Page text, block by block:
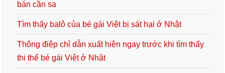
bán cần sa
Tìm thấy balô của bé gái Việt bị sát hại ở Nhật
Thông điệp chỉ dẫn xuất hiện ngay trước khi tìm thấy
thi thể bé gái Việt ở Nhật